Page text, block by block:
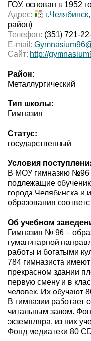
ГОУ, основан в 1952
Адрес:
район)
Телефон: (351) 721-
E-mail:
Сайт: http://
Район:
Металлургический
Тип школы:
Гимназия
Статус:
государственный
Условия
В МОУ гимназию №96
подлежащие
города Челябинска и
образования
Об учебном
Гимназия № 96 –
гуманитарной
работы и богатыми
784 гимназиста
прекрасном здании
первую смену и в
человек. Их обучают
В гимназии работает
читальным залом.
экземпляра, из них
Фонд медиатеки 80